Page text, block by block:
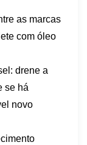
as marcas
com óleo
drene a
se há
novo